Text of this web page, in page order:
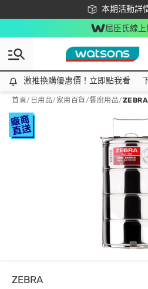
本期活動詳
下載app最高
屈臣氏線
激推換購優惠價！立即點我看
激推換購優惠價！立即點我看
首頁/ 日用品/ 家用百貨/餐廚用品/
ZEBRA